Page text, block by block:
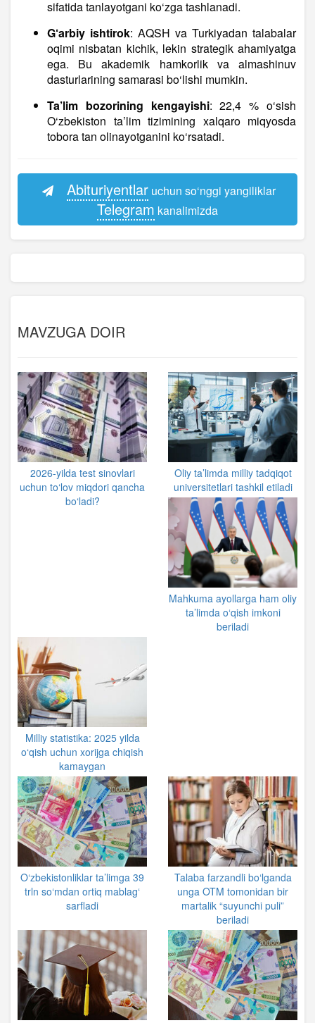
sifatida tanlayotgani ko‘zga tashlanadi.
G‘arbiy ishtirok: AQSH va Turkiyadan talabalar
oqimi nisbatan kichik, lekin strategik ahamiyatga
ega. Bu akademik hamkorlik va almashinuv
dasturlarining samarasi bo‘lishi mumkin.
Ta’lim bozorining kengayishi: 22,4 % o‘sish
O‘zbekiston ta’lim tizimining xalqaro miqyosda
tobora tan olinayotganini ko‘rsatadi.
Abituriyentlaruchun so‘nggi yangiliklar
Telegram kanalimizda
MAVZUGA DOIR
2026-yilda test sinovlari
uchun to‘lov miqdori qancha
bo‘ladi?
Oliy ta’limda milliy tadqiqot
universitetlari tashkil etiladi
Mahkuma ayollarga ham oliy
ta’limda o‘qish imkoni
beriladi
Milliy statistika: 2025 yilda
o‘qish uchun xorijga chiqish
kamaygan
O‘zbekistonliklar ta’limga 39
trln so‘mdan ortiq mablag‘
sarfladi
Talaba farzandli bo‘lganda
unga OTM tomonidan bir
martalik “suyunchi puli”
beriladi